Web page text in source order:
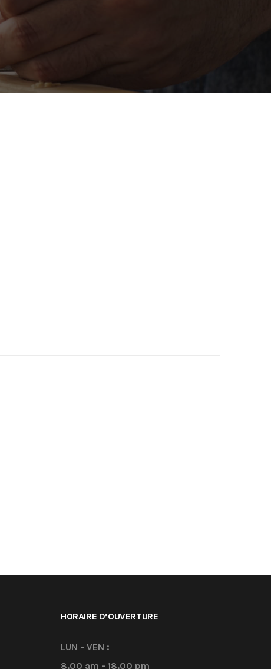
HORAIRE D’OUVERTURE
LUN - VEN :
8.00 am - 18.00 pm